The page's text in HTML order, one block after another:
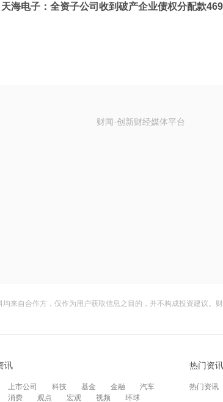
天海电子：全资子公司收到破产企业债权分配款
财闻·创新财经媒体平台
来自合作方，仅作为用户获取信息之目的，并不构成投资建议
讯
上市公司 科技 基金 金融
汽车
消费 观点 宏观 视频 环球
热门资讯
热门资讯